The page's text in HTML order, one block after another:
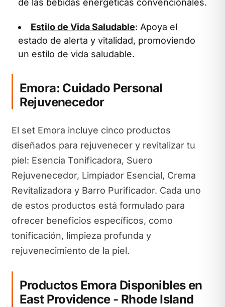
Estilo de Vida Saludable: Apoya el
estado de alerta y vitalidad, promoviendo
un estilo de vida saludable.
Emora: Cuidado Personal
Rejuvenecedor
El set Emora incluye cinco productos
diseñados para rejuvenecer y revitalizar tu
piel: Esencia Tonificadora, Suero
Rejuvenecedor, Limpiador Esencial, Crema
Revitalizadora y Barro Purificador. Cada uno
de estos productos está formulado para
ofrecer beneficios específicos, como
tonificación, limpieza profunda y
rejuvenecimiento de la piel.
Productos Emora Disponibles en
East Providence - Rhode Island